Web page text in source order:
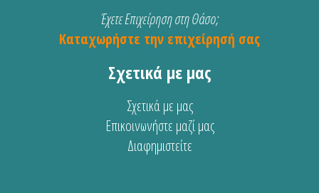
Έχετε Επιχείρηση στη Θάσο;
Καταχωρήστε την επιχείρησή σας
Σχετικά με μας
Σχετικά με μας
Επικοινωνήστε μαζί μας
Διαφημιστείτε